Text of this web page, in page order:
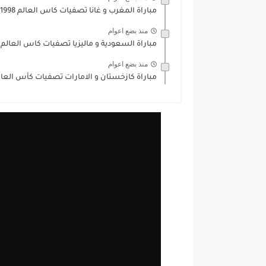
مباراة المغرب و غانا تصفيات كاس العالم 1998
منذ بضع اعوام
مباراة السعودية و ماليزيا تصفيات كاس العالم
منذ بضع اعوام
مباراة كازخستان و الامارات تصفيات كأس العالم